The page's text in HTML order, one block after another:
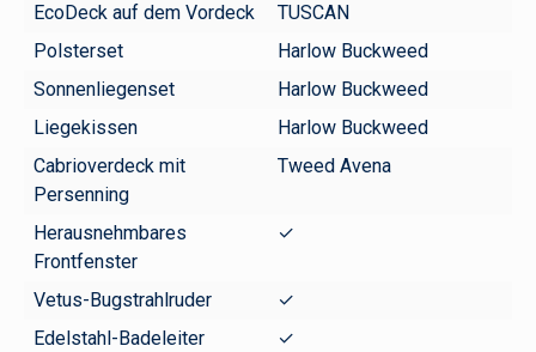
EcoDeck auf dem Vordeck
TUSCAN
Polsterset
Harlow Buckweed
Sonnenliegenset
Harlow Buckweed
Liegekissen
Harlow Buckweed
Cabrioverdeck mit
Persenning
Tweed Avena
Herausnehmbares
Frontfenster
✓
Vetus-Bugstrahlruder
✓
Edelstahl-Badeleiter
✓